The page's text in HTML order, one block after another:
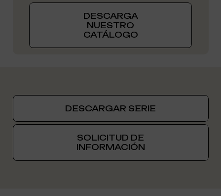
DESCARGA
NUESTRO
CATÁLOGO
DESCARGAR SERIE
SOLICITUD DE
INFORMACIÓN